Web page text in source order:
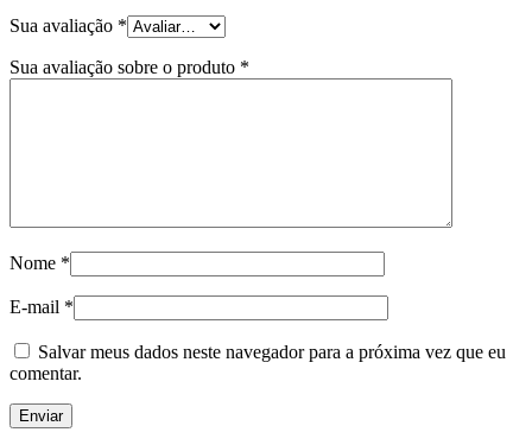
Sua avaliação *
Sua avaliação sobre o produto *
Nome *
E-mail *
Salvar meus dados neste navegador para a próxima vez que eu
comentar.